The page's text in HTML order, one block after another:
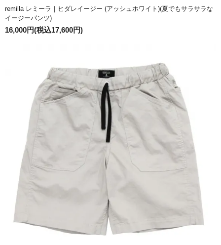
remilla レミーラ｜ヒダレイージー (アッシュホワイト)(夏でもサラサラな
イージーパンツ)
16,000円(税込17,600円)